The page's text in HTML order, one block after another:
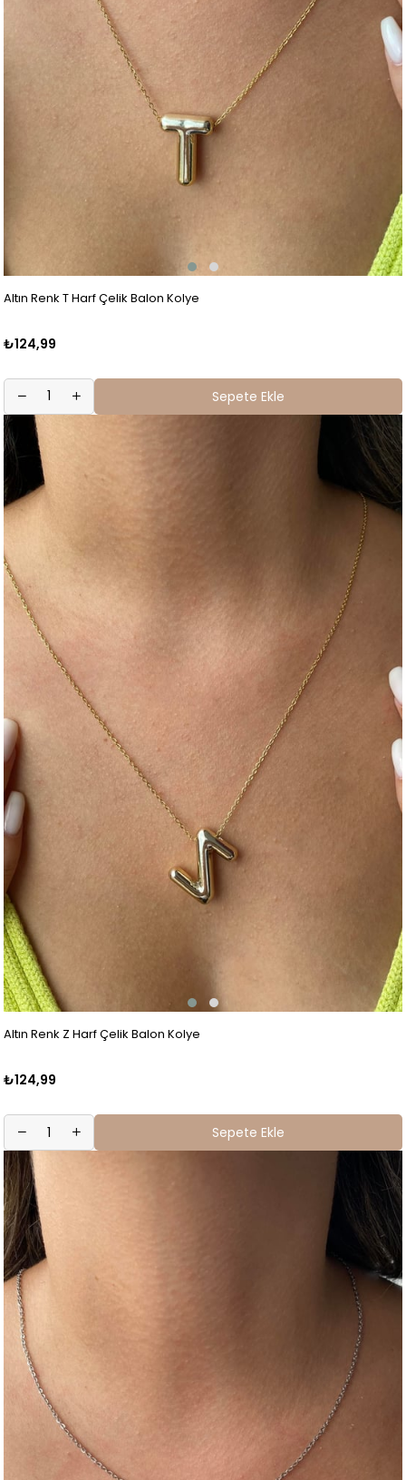
Altın Renk T Harf Çelik Balon Kolye
₺124,99
Sepete Ekle
Altın Renk Z Harf Çelik Balon Kolye
₺124,99
Sepete Ekle